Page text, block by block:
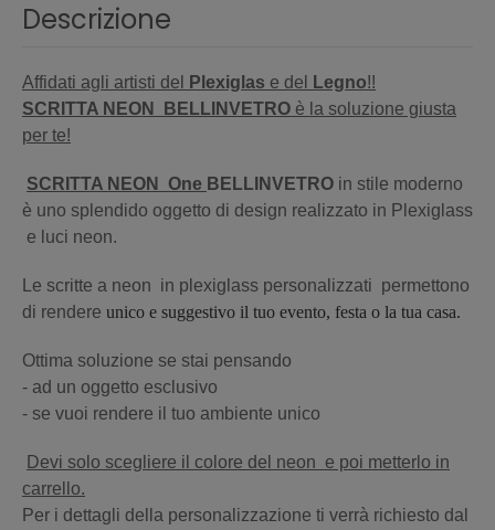
Descrizione
Affidati agli artisti del Plexiglas e del Legno!!
SCRITTA NEON BELLINVETRO è la soluzione giusta
per te!
SCRITTA NEON One BELLINVETRO in stile moderno
è uno splendido oggetto di design realizzato in Plexiglass
e luci neon.
Le scritte a neon in plexiglass personalizzati permettono
di rendere unico e suggestivo il tuo evento, festa o la tua casa.
Ottima soluzione se stai pensando
- ad un oggetto esclusivo
- se vuoi rendere il tuo ambiente unico
Devi solo scegliere il colore del neon e poi metterlo in
carrello.
Per i dettagli della personalizzazione ti verrà richiesto dal